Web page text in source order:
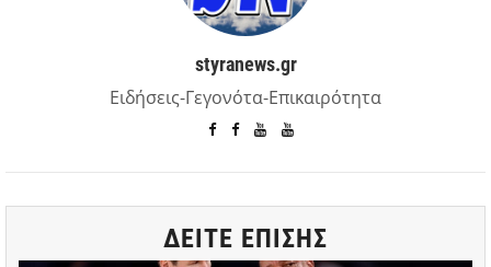
styranews.gr
Ειδήσεις-Γεγονότα-Επικαιρότητα
ΔΕΙΤΕ ΕΠΙΣΗΣ